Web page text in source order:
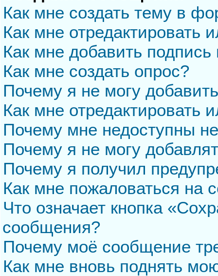
Как мне создать тему в
Как мне отредактировать
Как мне добавить
Как мне создать опрос?
Почему я не могу
Как мне отредактировать
Почему мне недоступны
Почему я не могу
Почему я получил
Как мне пожаловаться на
Что означает кнопка
сообщения?
Почему моё сообщение
Как мне вновь поднять